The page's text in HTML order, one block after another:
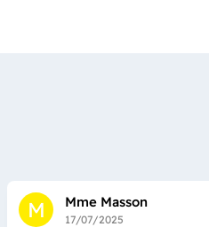
M Mme Masson
17/07/2025